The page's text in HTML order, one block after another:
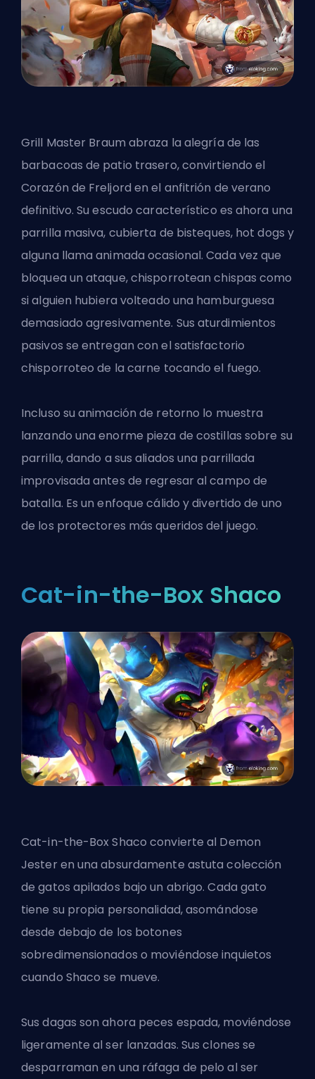
Grill Master Braum abraza la alegría de las
barbacoas de patio trasero, convirtiendo el
Corazón de Freljord en el anfitrión de verano
definitivo. Su escudo característico es ahora una
parrilla masiva, cubierta de bisteques, hot dogs y
alguna llama animada ocasional. Cada vez que
bloquea un ataque, chisporrotean chispas como
si alguien hubiera volteado una hamburguesa
demasiado agresivamente. Sus aturdimientos
pasivos se entregan con el satisfactorio
chisporroteo de la carne tocando el fuego.
Incluso su animación de retorno lo muestra
lanzando una enorme pieza de costillas sobre su
parrilla, dando a sus aliados una parrillada
improvisada antes de regresar al campo de
batalla. Es un enfoque cálido y divertido de uno
de los protectores más queridos del juego.
Cat-in-the-Box Shaco
Cat-in-the-Box Shaco convierte al Demon
Jester en una absurdamente astuta colección
de gatos apilados bajo un abrigo. Cada gato
tiene su propia personalidad, asomándose
desde debajo de los botones
sobredimensionados o moviéndose inquietos
cuando Shaco se mueve.
Sus dagas son ahora peces espada, moviéndose
ligeramente al ser lanzadas. Sus clones se
desparraman en una ráfaga de pelo al ser